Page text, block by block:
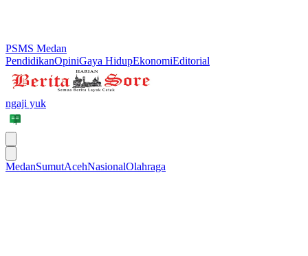
PSMS Medan
PendidikanOpiniGaya HidupEkonomiEditorial
ngaji yuk
MedanSumutAcehNasionalOlahraga